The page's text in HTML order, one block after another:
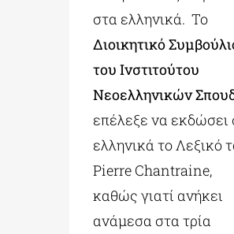
στα ελληνικά. Το
Διοικητικό
του Ινστιτούτου
Νεοελληνικών
επέλεξε να εκδώσει
ελληνικά το Λεξικό
Pierre Chantraine,
καθώς γιατί ανήκει
ανάμεσα στα τρία